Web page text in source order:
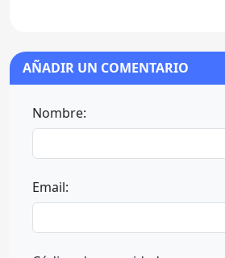
AÑADIR UN COMENTARIO
Nombre:
Email: